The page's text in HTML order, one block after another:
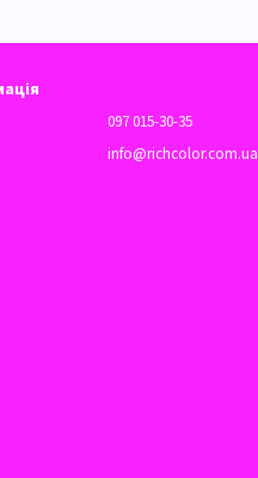
097 015-30-35
info@richcolor.com.ua